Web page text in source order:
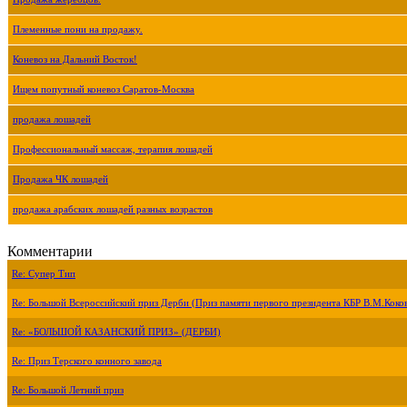
Племенные пони на продажу.
Коневоз на Дальний Восток!
Ищем попутный коневоз Саратов-Москва
продажа лошадей
Профессиональный массаж, терапия лошадей
Продажа ЧК лошадей
продажа арабских лошадей разных возрастов
Комментарии
Re: Супер Тип
Re: Большой Всероссийский приз Дерби (Приз памяти первого президента КБР
Re: «БОЛЬШОЙ КАЗАНСКИЙ ПРИЗ» (ДЕРБИ)
Re: Приз Терского конного завода
Re: Большой Летний приз